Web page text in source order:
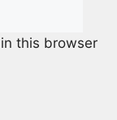
this browser